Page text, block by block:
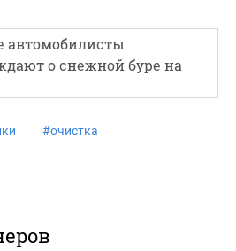
автомобилисты
о снежной буре на
#очистка